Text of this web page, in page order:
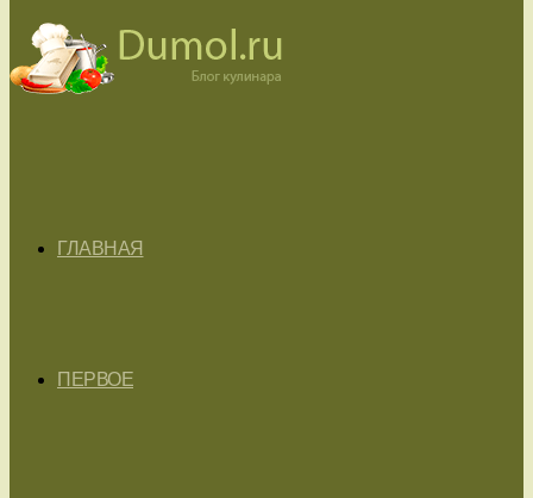
ГЛАВНАЯ
ПЕРВОЕ